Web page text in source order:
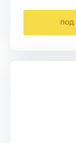
ПОД